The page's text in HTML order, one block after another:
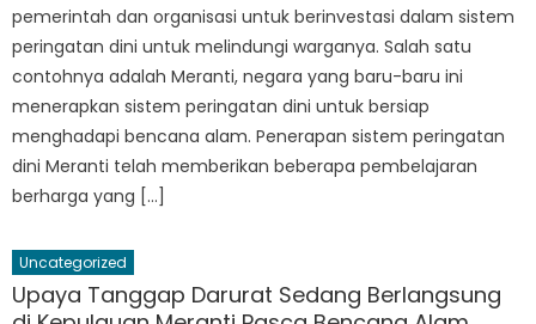
pemerintah dan organisasi untuk berinvestasi dalam sistem
peringatan dini untuk melindungi warganya. Salah satu
contohnya adalah Meranti, negara yang baru-baru ini
menerapkan sistem peringatan dini untuk bersiap
menghadapi bencana alam. Penerapan sistem peringatan
dini Meranti telah memberikan beberapa pembelajaran
berharga yang […]
Uncategorized
Upaya Tanggap Darurat Sedang Berlangsung